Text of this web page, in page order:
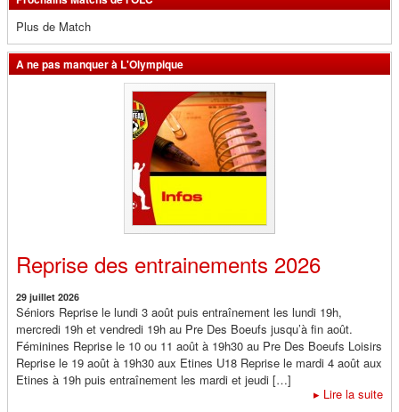
Plus de Match
A ne pas manquer à L'Olympique
Reprise des entrainements 2026
29 juillet 2026
Séniors Reprise le lundi 3 août puis entraînement les lundi 19h,
mercredi 19h et vendredi 19h au Pre Des Boeufs jusqu’à fin août.
Féminines Reprise le 10 ou 11 août à 19h30 au Pre Des Boeufs Loisirs
Reprise le 19 août à 19h30 aux Etines U18 Reprise le mardi 4 août aux
Etines à 19h puis entraînement les mardi et jeudi […]
▸ Lire la suite